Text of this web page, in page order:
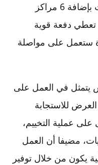
وتابع الوزير أن هذه السنة تميزت بإضافة 6 مراكز
تعطي دفعة قوية
ستعمل على مواصلة
يتمثل في العمل على
للاستجابة
على عملية التخييم،
مضيفا أن العمل
يكون من خلال توفير